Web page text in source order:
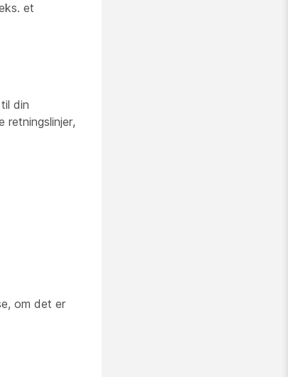
et
din
retningslinjer,
om det er